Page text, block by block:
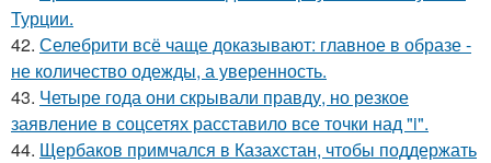
Турции.
42. Селебрити всё чаще доказывают: главное в образе -
не количество одежды, а уверенность.
43. Четыре года они скрывали правду, но резкое
заявление в соцсетях расставило все точки над "i".
44. Щербаков примчался в Казахстан, чтобы поддержать